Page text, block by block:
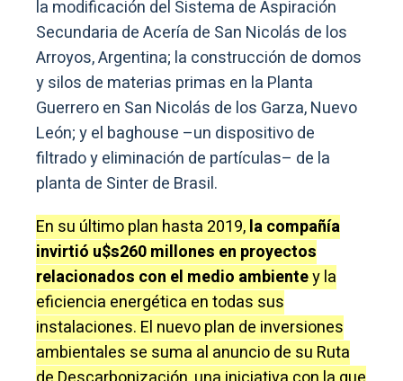
la modificación del Sistema de Aspiración
Secundaria de Acería de San Nicolás de los
Arroyos, Argentina; la construcción de domos
y silos de materias primas en la Planta
Guerrero en San Nicolás de los Garza, Nuevo
León; y el baghouse –un dispositivo de
filtrado y eliminación de partículas– de la
planta de Sinter de Brasil.
En su último plan hasta 2019,la compañía
invirtió u$s260 millones en proyectos
relacionados con el medio ambientey la
eficiencia energética en todas sus
instalaciones. El nuevo plan de inversiones
ambientales se suma al anuncio de su Ruta